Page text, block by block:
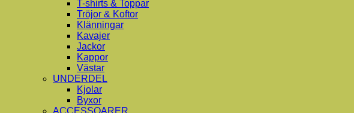
T-shirts & Toppar
Tröjor & Koftor
Klänningar
Kavajer
Jackor
Kappor
Västar
UNDERDEL
Kjolar
Byxor
ACCESSOARER